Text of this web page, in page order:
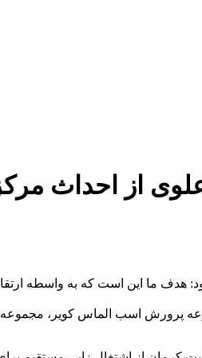
از احداث
هدف ما این است که به واسطه
پرورش اسب الماس کویر،